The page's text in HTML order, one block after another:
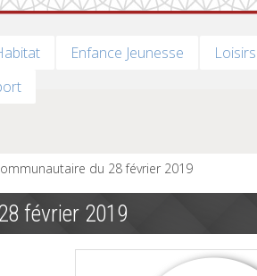
Enfance Jeunesse Loisirs
du 28 février 2019
février 2019